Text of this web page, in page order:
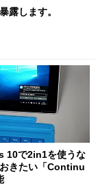
露します。
10で2in1を使うな
きたい「Continu